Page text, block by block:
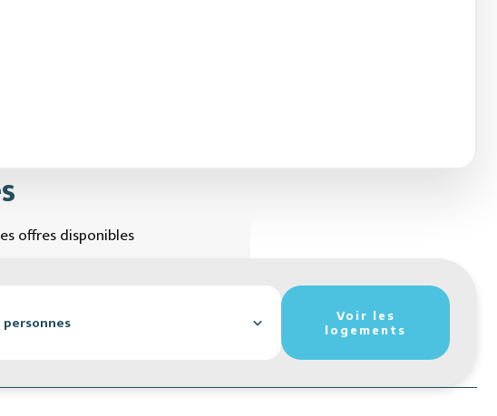
offres disponibles
personnes
Voir les
logements